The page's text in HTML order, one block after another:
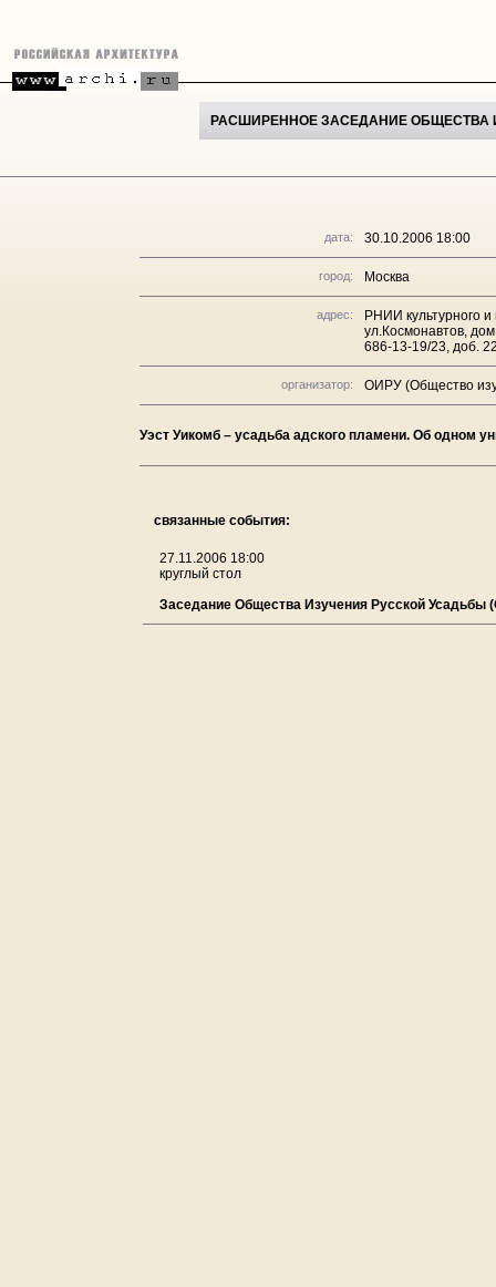
РАСШИРЕННОЕ ЗАСЕДАНИЕ ОБЩЕСТВА
дата: 30.10.2006 18:00
город: Москва
адрес:
РНИИ культурного
ул.Космонавтов,
686-13-19/23, доб.
организатор: ОИРУ (Общество
Уэст Уикомб – усадьба адского пламени. Об одном
связанные события:
27.11.2006 18:00
круглый стол
Заседание Общества Изучения Русской Усадьбы